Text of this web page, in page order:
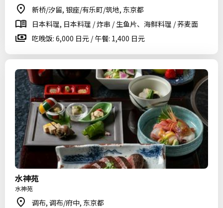
新桥/汐留, 银座/有乐町/筑地, 东京都
日本料理, 日本料理 / 炸串 / 生鱼片、海鲜料理 / 荞麦面
吃晚饭: 6,000 日元 / 午餐: 1,400 日元
水神苑
水神苑
调布, 调布/府中, 东京都